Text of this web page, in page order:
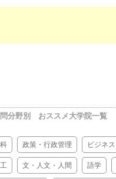
分野別 おススメ大学院一覧
政策・行政管理 ビジネス
文・人文・人間 語学